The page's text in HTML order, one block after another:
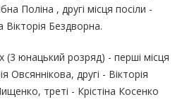
Поліна , другі місця посіли -
Бездворна.
(3 юнацький розряд) - перші місця
Овсяннікова, другі - Вікторія
треті - Крістіна Косенко